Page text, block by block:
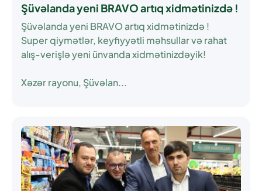
Şüvəlanda yeni BRAVO artıq xidmətinizdə !
Şüvəlanda yeni BRAVO artıq xidmətinizdə !
Super qiymətlər, keyfiyyətli məhsullar və rahat
alış-verişlə yeni ünvanda xidmətinizdəyik!
Xəzər rayonu, Şüvəlan...